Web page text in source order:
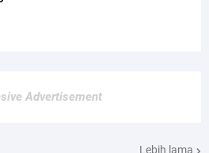
Advertisement
Lebih lama